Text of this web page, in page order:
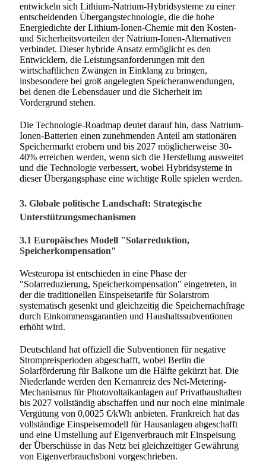
entwickeln sich Lithium-Natrium-Hybridsysteme zu einer
entscheidenden Übergangstechnologie, die die hohe
Energiedichte der Lithium-Ionen-Chemie mit den Kosten-
und Sicherheitsvorteilen der Natrium-Ionen-Alternativen
verbindet. Dieser hybride Ansatz ermöglicht es den
Entwicklern, die Leistungsanforderungen mit den
wirtschaftlichen Zwängen in Einklang zu bringen,
insbesondere bei groß angelegten Speicheranwendungen,
bei denen die Lebensdauer und die Sicherheit im
Vordergrund stehen.
Die Technologie-Roadmap deutet darauf hin, dass Natrium-
Ionen-Batterien einen zunehmenden Anteil am stationären
Speichermarkt erobern und bis 2027 möglicherweise 30-
40% erreichen werden, wenn sich die Herstellung ausweitet
und die Technologie verbessert, wobei Hybridsysteme in
dieser Übergangsphase eine wichtige Rolle spielen werden.
3. Globale politische Landschaft: Strategische
Unterstützungsmechanismen
3.1 Europäisches Modell "Solarreduktion,
Speicherkompensation"
Westeuropa ist entschieden in eine Phase der
"Solarreduzierung, Speicherkompensation" eingetreten, in
der die traditionellen Einspeisetarife für Solarstrom
systematisch gesenkt und gleichzeitig die Speichernachfrage
durch Einkommensgarantien und Haushaltssubventionen
erhöht wird.
Deutschland hat offiziell die Subventionen für negative
Strompreisperioden abgeschafft, wobei Berlin die
Solarförderung für Balkone um die Hälfte gekürzt hat. Die
Niederlande werden den Kernanreiz des Net-Metering-
Mechanismus für Photovoltaikanlagen auf Privathaushalten
bis 2027 vollständig abschaffen und nur noch eine minimale
Vergütung von 0,0025 €/kWh anbieten. Frankreich hat das
vollständige Einspeisemodell für Hausanlagen abgeschafft
und eine Umstellung auf Eigenverbrauch mit Einspeisung
der Überschüsse in das Netz bei gleichzeitiger Gewährung
von Eigenverbrauchsboni vorgeschrieben.